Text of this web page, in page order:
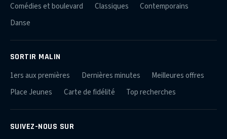
Comédies et boulevard
Classiques
Contemporains
Danse
SORTIR MALIN
1ers aux premières Dernières minutes
Meilleures offres
Place Jeunes
Carte de fidélité Top recherches
SUIVEZ-NOUS SUR